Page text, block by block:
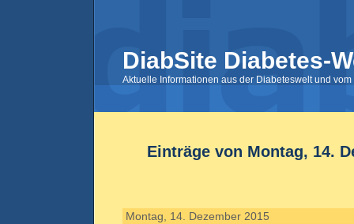
DiabSite Diabetes-
Aktuelle Informationen aus der Diabeteswelt und
Einträge von Montag, 14.
Montag, 14. Dezember 2015